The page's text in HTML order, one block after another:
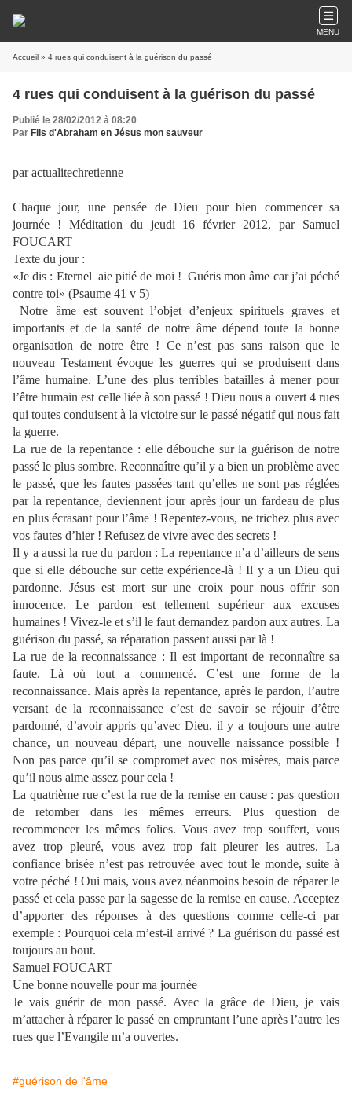
MENU
Accueil » 4 rues qui conduisent à la guérison du passé
4 rues qui conduisent à la guérison du passé
Publié le 28/02/2012 à 08:20
Par Fils d'Abraham en Jésus mon sauveur
par actualitechretienne
Chaque jour, une pensée de Dieu pour bien commencer sa
journée ! Méditation du jeudi 16 février 2012, par Samuel
FOUCART
Texte du jour :
«Je dis : Eternel aie pitié de moi ! Guéris mon âme car j’ai péché
contre toi» (Psaume 41 v 5)
Notre âme est souvent l’objet d’enjeux spirituels graves et
importants et de la santé de notre âme dépend toute la bonne
organisation de notre être ! Ce n’est pas sans raison que le
nouveau Testament évoque les guerres qui se produisent dans
l’âme humaine. L’une des plus terribles batailles à mener pour
l’être humain est celle liée à son passé ! Dieu nous a ouvert 4 rues
qui toutes conduisent à la victoire sur le passé négatif qui nous fait
la guerre.
La rue de la repentance : elle débouche sur la guérison de notre
passé le plus sombre. Reconnaître qu’il y a bien un problème avec
le passé, que les fautes passées tant qu’elles ne sont pas réglées
par la repentance, deviennent jour après jour un fardeau de plus
en plus écrasant pour l’âme ! Repentez-vous, ne trichez plus avec
vos fautes d’hier ! Refusez de vivre avec des secrets !
Il y a aussi la rue du pardon : La repentance n’a d’ailleurs de sens
que si elle débouche sur cette expérience-là ! Il y a un Dieu qui
pardonne. Jésus est mort sur une croix pour nous offrir son
innocence. Le pardon est tellement supérieur aux excuses
humaines ! Vivez-le et s’il le faut demandez pardon aux autres. La
guérison du passé, sa réparation passent aussi par là !
La rue de la reconnaissance : Il est important de reconnaître sa
faute. Là où tout a commencé. C’est une forme de la
reconnaissance. Mais après la repentance, après le pardon, l’autre
versant de la reconnaissance c’est de savoir se réjouir d’être
pardonné, d’avoir appris qu’avec Dieu, il y a toujours une autre
chance, un nouveau départ, une nouvelle naissance possible !
Non pas parce qu’il se compromet avec nos misères, mais parce
qu’il nous aime assez pour cela !
La quatrième rue c’est la rue de la remise en cause : pas question
de retomber dans les mêmes erreurs. Plus question de
recommencer les mêmes folies. Vous avez trop souffert, vous
avez trop pleuré, vous avez trop fait pleurer les autres. La
confiance brisée n’est pas retrouvée avec tout le monde, suite à
votre péché ! Oui mais, vous avez néanmoins besoin de réparer le
passé et cela passe par la sagesse de la remise en cause. Acceptez
d’apporter des réponses à des questions comme celle-ci par
exemple : Pourquoi cela m’est-il arrivé ? La guérison du passé est
toujours au bout.
Samuel FOUCART
Une bonne nouvelle pour ma journée
Je vais guérir de mon passé. Avec la grâce de Dieu, je vais
m’attacher à réparer le passé en empruntant l’une après l’autre les
rues que l’Evangile m’a ouvertes.
#guérison de l'âme